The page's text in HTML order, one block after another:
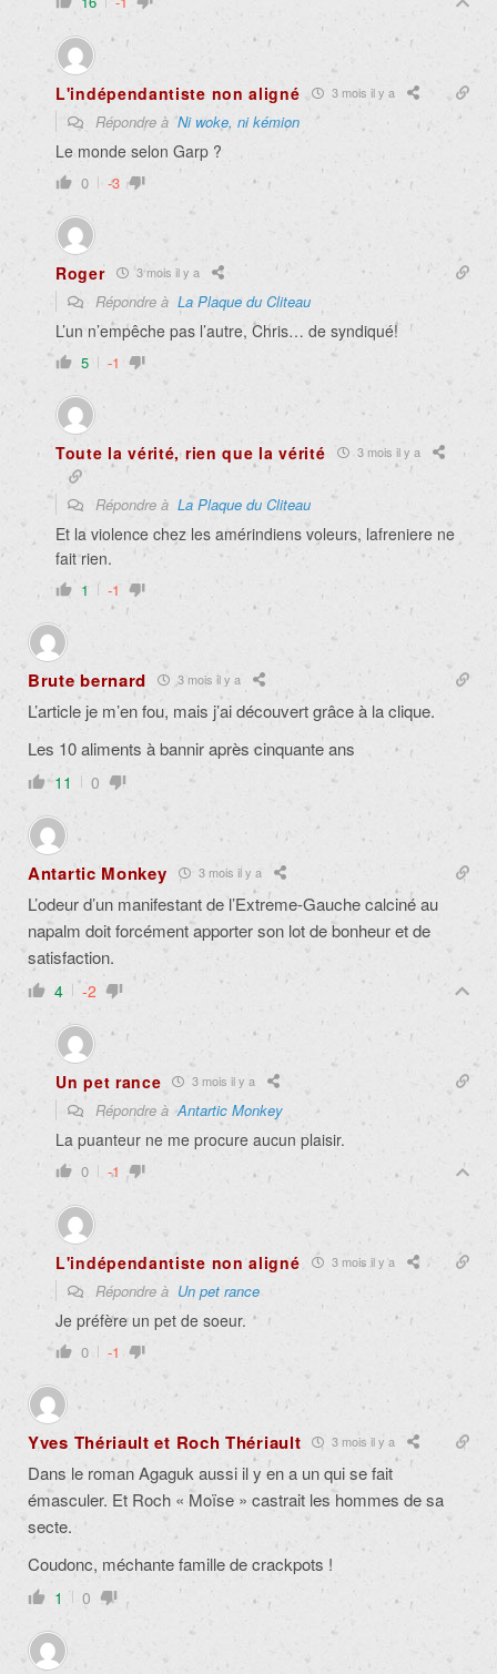
L'indépendantiste non aligné 3 mois il y a
Répondre àNi woke, ni kémion
Le monde selon Garp ?
0 -3
Roger 3 mois il y a
Répondre à La Plaque du Cliteau
L’un n’empêche pas l’autre, Chris… de syndiqué!
5 -1
Toute la vérité, rien que la vérité 3 mois il y a
Répondre à La Plaque du Cliteau
Et la violence chez les amérindiens voleurs, lafreniere ne
fait rien.
1 -1
Brute bernard 3 mois il y a
L’article je m’en fou, mais j’ai découvert grâce à la clique.
Les 10 aliments à bannir après cinquante ans
11 0
Antartic Monkey 3 mois il y a
L’odeur d’un manifestant de l’Extreme-Gauche calciné au
napalm doit forcément apporter son lot de bonheur et de
satisfaction.
4 -2
Un pet rance 3 mois il y a
Répondre àAntartic Monkey
La puanteur ne me procure aucun plaisir.
0 -1
L'indépendantiste non aligné 3 mois il y a
Répondre à Un pet rance
Je préfère un pet de soeur.
0 -1
Yves Thériault et Roch Thériault 3 mois il y a
Dans le roman Agaguk aussi il y en a un qui se fait
émasculer. Et Roch « Moïse » castrait les hommes de sa
secte.
Coudonc, méchante famille de crackpots !
1 0